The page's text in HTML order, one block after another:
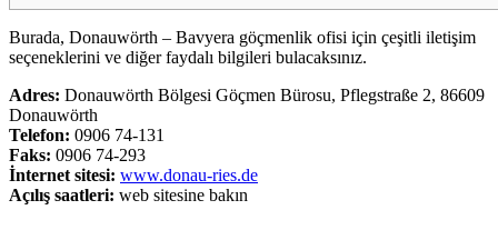
Burada, Donauwörth – Bavyera göçmenlik ofisi için çeşitli iletişim
seçeneklerini ve diğer faydalı bilgileri bulacaksınız.
Adres: Donauwörth Bölgesi Göçmen Bürosu, Pflegstraße 2, 86609
Donauwörth
Telefon: 0906 74-131
Faks: 0906 74-293
İnternet sitesi: www.donau-ries.de
Açılış saatleri: web sitesine bakın